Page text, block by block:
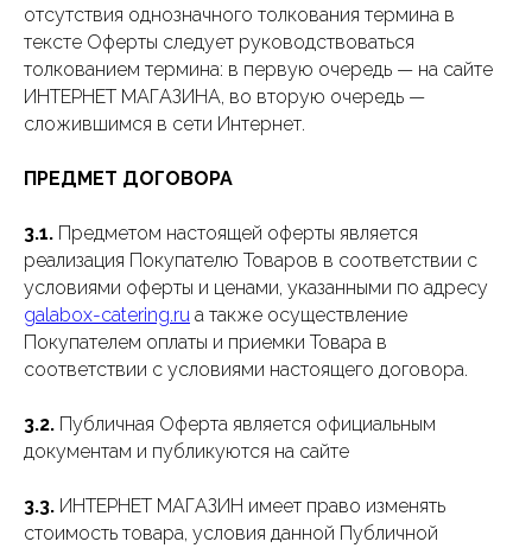
отсутствия однозначного толкования термина в
тексте Оферты следует руководствоваться
толкованием термина: в первую очередь — на сайте
ИНТЕРНЕТ МАГАЗИНА, во вторую очередь —
сложившимся в сети Интернет.
ПРЕДМЕТ ДОГОВОРА
3.1. Предметом настоящей оферты является
реализация Покупателю Товаров в соответствии с
условиями оферты и ценами, указанными по адресу
galabox-catering.ru а также осуществление
Покупателем оплаты и приемки Товара в
соответствии с условиями настоящего договора.
3.2. Публичная Оферта является официальным
документам и публикуются на сайте
3.3. ИНТЕРНЕТ МАГАЗИН имеет право изменять
стоимость товара, условия данной Публичной